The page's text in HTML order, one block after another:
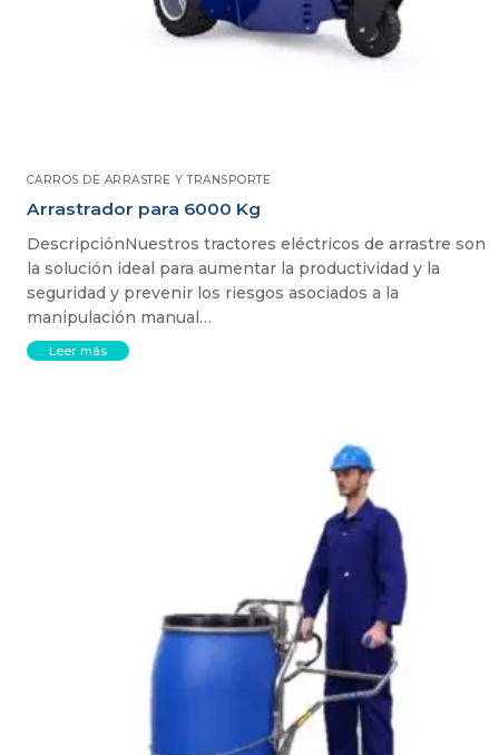
CARROS DE ARRASTRE Y TRANSPORTE
Arrastrador para 6000 Kg
DescripciónNuestros tractores eléctricos de arrastre son
la solución ideal para aumentar la productividad y la
seguridad y prevenir los riesgos asociados a la
manipulación manual…
Leer más